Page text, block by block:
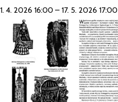
1. 4. 2026 16:00 – 17. 5. 2026 17:00